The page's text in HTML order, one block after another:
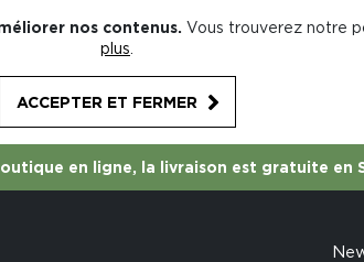
nos contenus. Vous trouverez notre
plus
ACCEPTER ET FERMER
en ligne, la livraison est gratuite en